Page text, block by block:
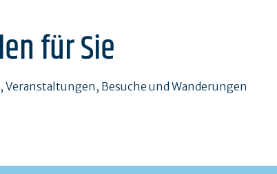
für Sie
Besuche und Wanderungen